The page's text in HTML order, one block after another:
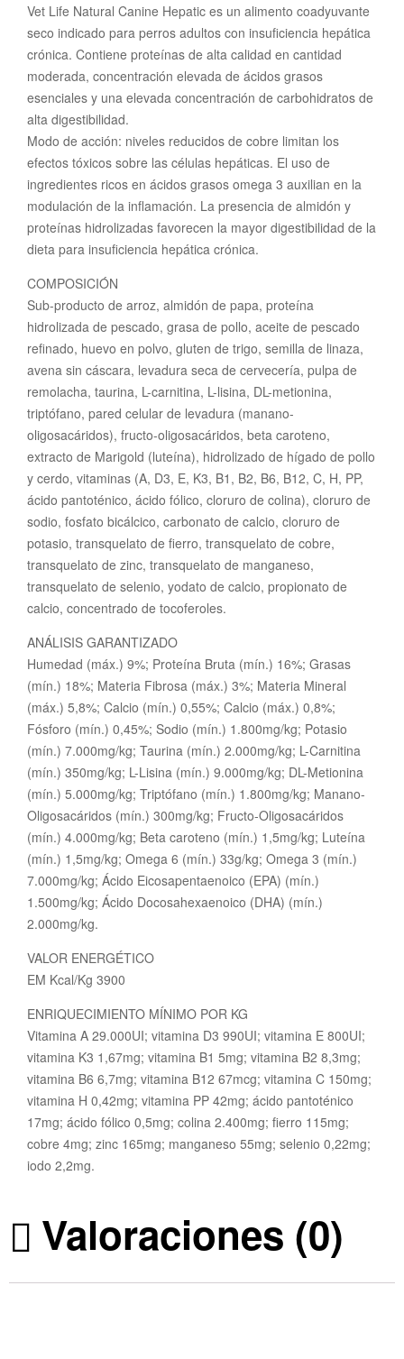
Vet Life Natural Canine Hepatic es un alimento coadyuvante
seco indicado para perros adultos con insuficiencia hepática
crónica. Contiene proteínas de alta calidad en cantidad
moderada, concentración elevada de ácidos grasos
esenciales y una elevada concentración de carbohidratos de
alta digestibilidad.
Modo de acción: niveles reducidos de cobre limitan los
efectos tóxicos sobre las células hepáticas. El uso de
ingredientes ricos en ácidos grasos omega 3 auxilian en la
modulación de la inflamación. La presencia de almidón y
proteínas hidrolizadas favorecen la mayor digestibilidad de la
dieta para insuficiencia hepática crónica.
COMPOSICIÓN
Sub-producto de arroz, almidón de papa, proteína
hidrolizada de pescado, grasa de pollo, aceite de pescado
refinado, huevo en polvo, gluten de trigo, semilla de linaza,
avena sin cáscara, levadura seca de cervecería, pulpa de
remolacha, taurina, L-carnitina, L-lisina, DL-metionina,
triptófano, pared celular de levadura (manano-
oligosacáridos), fructo-oligosacáridos, beta caroteno,
extracto de Marigold (luteína), hidrolizado de hígado de pollo
y cerdo, vitaminas (A, D3, E, K3, B1, B2, B6, B12, C, H, PP,
ácido pantoténico, ácido fólico, cloruro de colina), cloruro de
sodio, fosfato bicálcico, carbonato de calcio, cloruro de
potasio, transquelato de fierro, transquelato de cobre,
transquelato de zinc, transquelato de manganeso,
transquelato de selenio, yodato de calcio, propionato de
calcio, concentrado de tocoferoles.
ANÁLISIS GARANTIZADO
Humedad (máx.) 9%; Proteína Bruta (mín.) 16%; Grasas
(mín.) 18%; Materia Fibrosa (máx.) 3%; Materia Mineral
(máx.) 5,8%; Calcio (mín.) 0,55%; Calcio (máx.) 0,8%;
Fósforo (mín.) 0,45%; Sodio (mín.) 1.800mg/kg; Potasio
(mín.) 7.000mg/kg; Taurina (mín.) 2.000mg/kg; L-Carnitina
(mín.) 350mg/kg; L-Lisina (mín.) 9.000mg/kg; DL-Metionina
(mín.) 5.000mg/kg; Triptófano (mín.) 1.800mg/kg; Manano-
Oligosacáridos (mín.) 300mg/kg; Fructo-Oligosacáridos
(mín.) 4.000mg/kg; Beta caroteno (mín.) 1,5mg/kg; Luteína
(mín.) 1,5mg/kg; Omega 6 (mín.) 33g/kg; Omega 3 (mín.)
7.000mg/kg; Ácido Eicosapentaenoico (EPA) (mín.)
1.500mg/kg; Ácido Docosahexaenoico (DHA) (mín.)
2.000mg/kg.
VALOR ENERGÉTICO
EM Kcal/Kg 3900
ENRIQUECIMIENTO MÍNIMO POR KG
Vitamina A 29.000UI; vitamina D3 990UI; vitamina E 800UI;
vitamina K3 1,67mg; vitamina B1 5mg; vitamina B2 8,3mg;
vitamina B6 6,7mg; vitamina B12 67mcg; vitamina C 150mg;
vitamina H 0,42mg; vitamina PP 42mg; ácido pantoténico
17mg; ácido fólico 0,5mg; colina 2.400mg; fierro 115mg;
cobre 4mg; zinc 165mg; manganeso 55mg; selenio 0,22mg;
iodo 2,2mg.
Valoraciones (0)